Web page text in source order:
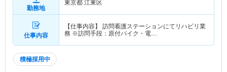
勤務地
東京都 江東区
仕事内容
【仕事内容】 訪問看護ステーションにてリハビリ業
務 ※訪問手段：原付バイク・電…
積極採用中